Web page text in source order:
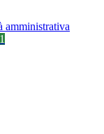
amministrativa
1